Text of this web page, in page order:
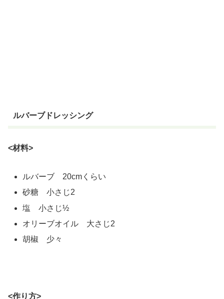
ルバーブドレッシング
<材料>
ルバーブ 20cmくらい
砂糖 小さじ2
塩 小さじ½
オリーブオイル 大さじ2
胡椒 少々
<作り方>